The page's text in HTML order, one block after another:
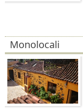
Monolocali